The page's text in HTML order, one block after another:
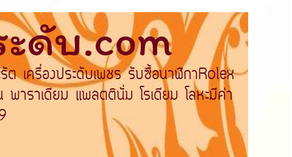
ะดับ.com
ต เครื่องประดับเพชร รับซื้อนาฬิกาRolex
พาราเดียม แพลตตินั่ม โรเดียม โลหะมีค่า